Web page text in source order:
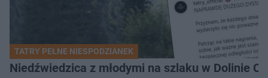
TATRY PEŁNE NIESPODZIANEK
Niedźwiedzica z młodymi na szlaku w Dolinie